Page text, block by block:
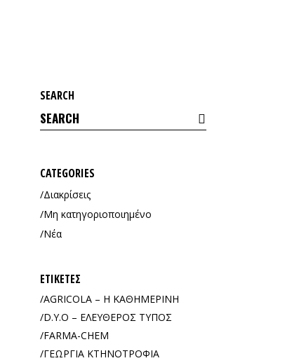
SEARCH
Search
for:
CATEGORIES
Διακρίσεις
Μη κατηγοριοποιημένο
Νέα
ΕΤΙΚΈΤΕΣ
AGRICOLA – Η ΚΑΘΗΜΕΡΙΝΗ
D.Y.O – ΕΛΕΥΘΕΡΟΣ ΤΥΠΟΣ
FARMA-CHEM
ΓΕΩΡΓΙΑ ΚΤΗΝΟΤΡΟΦΙΑ